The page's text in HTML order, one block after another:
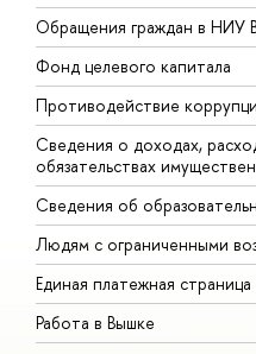
Обращения граждан в НИУ
Фонд целевого капитала
Противодействие
Сведения о доходах,
обязательствах
Сведения об
Людям с ограниченными
Единая платежная страница
Работа в Вышке